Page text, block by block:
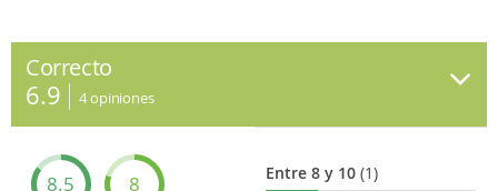
desfile de Navidad de Hollywood.
Noviembre/diciembre: para los amantes del motor,
Correcto
6.9 4opiniones
8.5 8 Entre 8 y 10(1)